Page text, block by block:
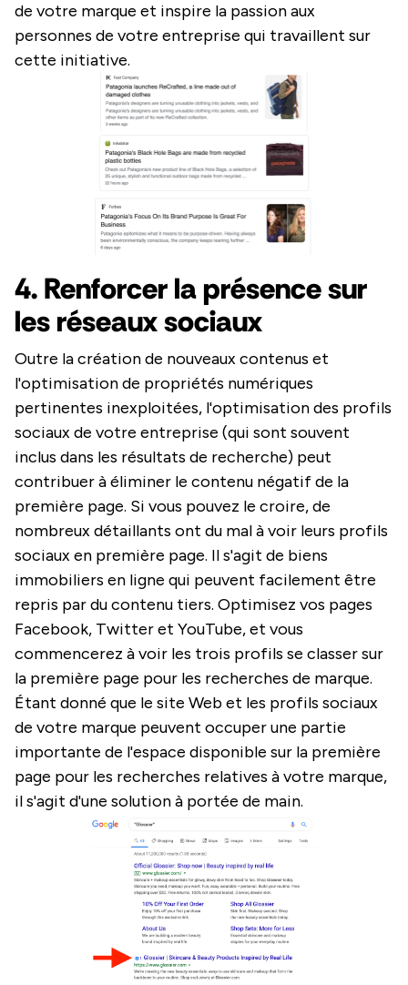
de votre marque et inspire la passion aux
personnes de votre entreprise qui travaillent sur
cette initiative.
4. Renforcer la présence sur
les réseaux sociaux
Outre la création de nouveaux contenus et
l'optimisation de propriétés numériques
pertinentes inexploitées, l'optimisation des profils
sociaux de votre entreprise (qui sont souvent
inclus dans les résultats de recherche) peut
contribuer à éliminer le contenu négatif de la
première page. Si vous pouvez le croire, de
nombreux détaillants ont du mal à voir leurs profils
sociaux en première page. Il s'agit de biens
immobiliers en ligne qui peuvent facilement être
repris par du contenu tiers. Optimisez vos pages
Facebook, Twitter et YouTube, et vous
commencerez à voir les trois profils se classer sur
la première page pour les recherches de marque.
Étant donné que le site Web et les profils sociaux
de votre marque peuvent occuper une partie
importante de l'espace disponible sur la première
page pour les recherches relatives à votre marque,
il s'agit d'une solution à portée de main.